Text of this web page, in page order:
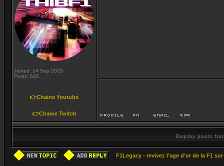
Joined: 14 Sep 2023
Posts: 645
👉Chaine Youtube
👉Chaine Twitch
Display posts
F1Legacy - revivez l'age d'or de la F1